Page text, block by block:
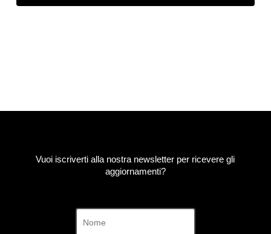
Vuoi iscriverti alla nostra newsletter per ricevere gli
aggiornamenti?